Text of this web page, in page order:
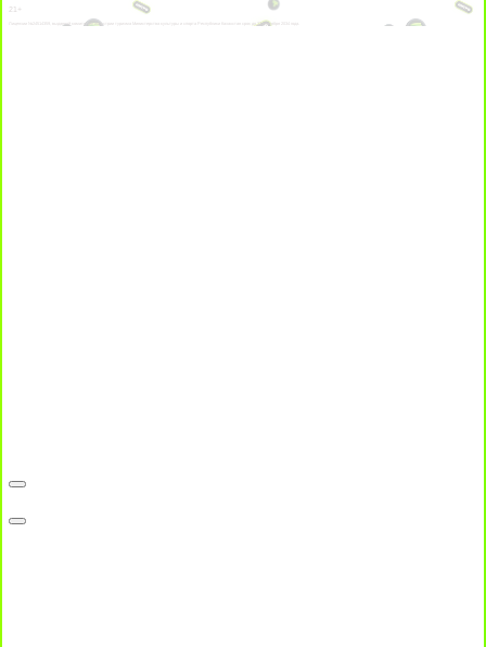
21+
Лицензии №24514359, выданной комитетом индустрии туризма Министерства культуры и спорта Республики Казахстан срок до 27 сентября 2034 года.